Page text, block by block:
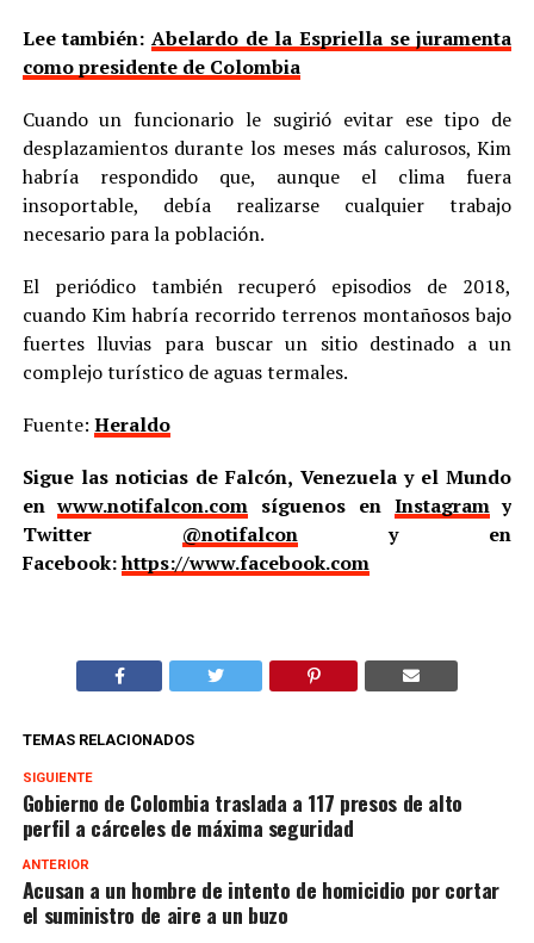
Lee también: Abelardo de la Espriella se juramenta
como presidente de Colombia
Cuando un funcionario le sugirió evitar ese tipo de
desplazamientos durante los meses más calurosos, Kim
habría respondido que, aunque el clima fuera
insoportable, debía realizarse cualquier trabajo
necesario para la población.
El periódico también recuperó episodios de 2018,
cuando Kim habría recorrido terrenos montañosos bajo
fuertes lluvias para buscar un sitio destinado a un
complejo turístico de aguas termales.
Fuente: Heraldo
Sigue las noticias de Falcón, Venezuela y el Mundo
enwww.notifalcon.com síguenos en Instagramy
Twitter @notifalcony en
Facebook:https://www.facebook.com
TEMAS RELACIONADOS
SIGUIENTE
Gobierno de Colombia traslada a 117 presos de alto
perfil a cárceles de máxima seguridad
ANTERIOR
Acusan a un hombre de intento de homicidio por cortar
el suministro de aire a un buzo